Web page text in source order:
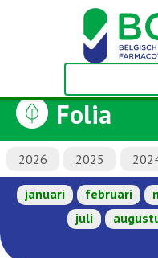
Folia
2026 2025
januari februari
juli